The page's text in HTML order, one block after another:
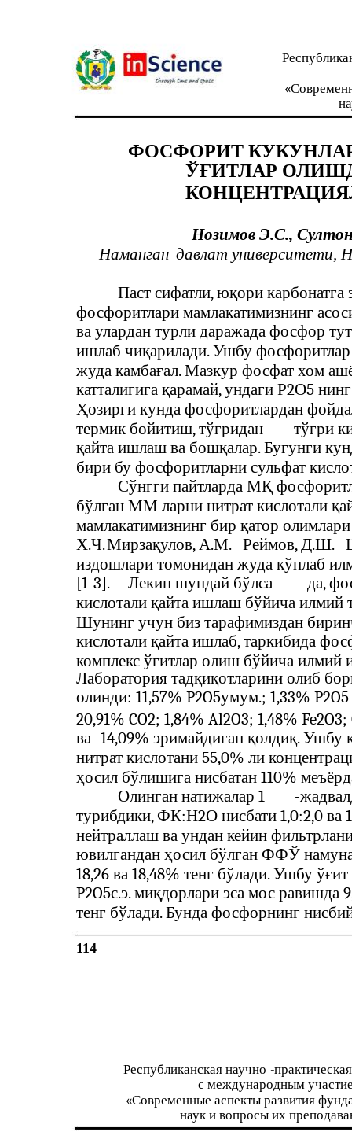
114
ФОСФОРИТ
ЎҒИТЛАР
Нозимов Э.С.,
Наманган давлат университети,
Паст сифатли, юқори
фосфоритлари мамлакатимизнинг
ва улардан турли даражада фосфор
ишлаб чиқарилади. Ушбу
жуда камбағал. Мазкур фосфат хом
катталигига қарамай, ундаги Р2О5
Ҳозирги кунда фосфоритлардан
термик бойитиш, тўғридан
-тўғри
қайта ишлаш ва бошқалар. Бугунги
бири бу фосфоритларни сульфат
Сўнгги пайтларда МҚ
бўлган ММ ларни нитрат кислотали
мамлакатимизнинг бир қатор
Х.Ч.Мирзақулов, А.М. Реймов, Д.Ш.
издошлари томонидан жуда кўплаб
[1-3].
Лекин шундай бўлса -да,
кислотали қайта ишлаш бўйича илмий
Шунинг учун биз тарафимиздан
кислотали қайта ишлаб, таркибида
комплекс ўғитлар олиш бўйича
Лаборатория тадқиқотларини олиб
олинди: 11,57% P2O5умум.; 1,33%
20,91% CO2; 1,84% Al2O3; 1,48%
ва 14,09% эримайдиган қолдиқ. Ушбу
нитрат кислотани 55,0% ли
ҳосил бўлишига нисбатан 110%
Олинган натижалар 1
-
турибдики, ФК:Н2О нисбати 1,0:2,0 ва
нейтраллаш ва ундан кейин
ювилгандан ҳосил бўлган ФФЎ
18,26 ва 18,48% тенг бўлади. Ушбу
P2O5с.э. миқдорлари эса мос равишда
тенг бўлади. Бунда фосфорнинг
Республиканская научно -
с международным
«Современные аспекты развития
наук и вопросы их